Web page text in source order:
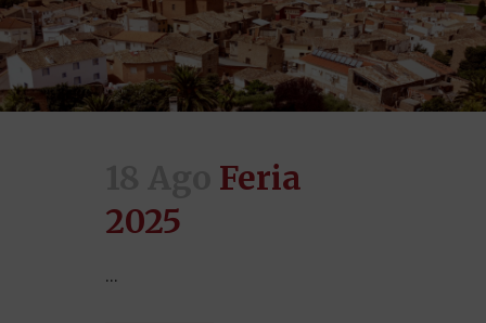
Feria
2025
...